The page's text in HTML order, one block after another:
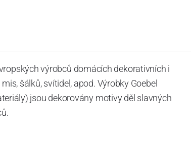
výrobců domácích dekorativních i
šálků, svítidel, apod. Výrobky Goebel
jsou dekorovány motivy děl slavných